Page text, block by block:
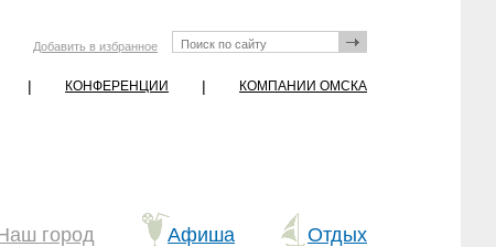
Добавить в избранное
| КОНФЕРЕНЦИИ | КОМПАНИИ ОМСКА
город Афиша Отдых